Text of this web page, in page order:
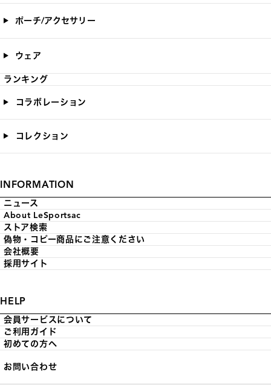
ポーチ/アクセサリー
ウェア
ランキング
コラボレーション
コレクション
INFORMATION
ニュース
About LeSportsac
ストア検索
偽物・コピー商品にご注意ください
会社概要
採用サイト
HELP
会員サービスについて
ご利用ガイド
初めての方へ
お問い合わせ